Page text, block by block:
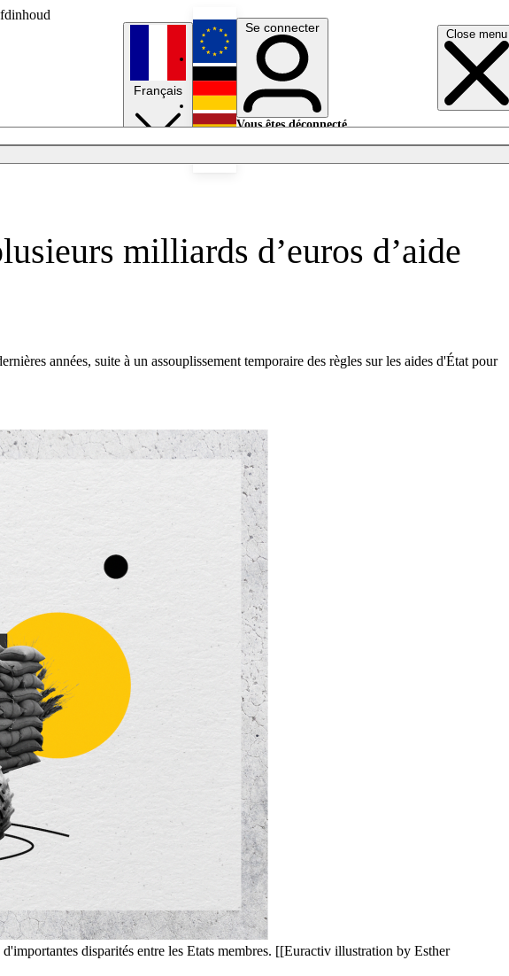
Close menu
Français
English
Deutsch
Se connecter
Vous êtes déconnecté.
milliards d’euros d’aide
années, suite à un assouplissement temporaire des règles sur les aides d'État pour
disparités entre les Etats membres. [[Euractiv illustration by Esther